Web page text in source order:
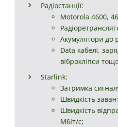
Радіостанції:
Motorola 4600,
Акумулятори до
Data кабелі,
віброкліпси
Starlink:
Затримка
Швидкість
Швидкість
Мбіт/с;